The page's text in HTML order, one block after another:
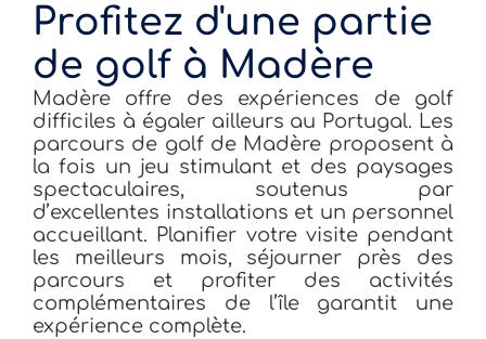
Profitez d'une partie
de golf à Madère
Madère offre des expériences de golf
difficiles à égaler ailleurs au Portugal. Les
parcours de golf de Madère proposent à
la fois un jeu stimulant et des paysages
spectaculaires, soutenus par
d’excellentes installations et un personnel
accueillant. Planifier votre visite pendant
les meilleurs mois, séjourner près des
parcours et profiter des activités
complémentaires de l’île garantit une
expérience complète.